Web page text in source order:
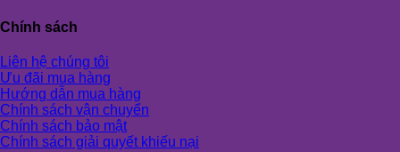
Chính sách
Liên hệ chúng tôi
Ưu đãi mua hàng
Hướng dẫn mua hàng
Chính sách vận chuyển
Chính sách bảo mật
Chính sách giải quyết khiếu nại